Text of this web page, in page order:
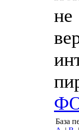
не
База